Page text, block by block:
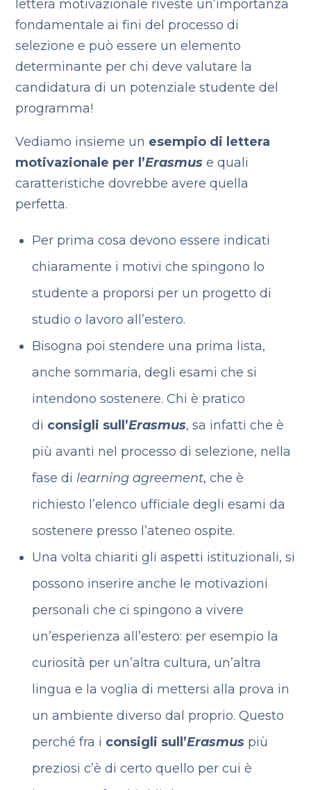
lettera motivazionale riveste un’importanza
fondamentale ai fini del processo di
selezione e può essere un elemento
determinante per chi deve valutare la
candidatura di un potenziale studente del
programma!
Vediamo insieme un esempio di lettera
motivazionale per l’Erasmus e quali
caratteristiche dovrebbe avere quella
perfetta.
Per prima cosa devono essere indicati
chiaramente i motivi che spingono lo
studente a proporsi per un progetto di
studio o lavoro all’estero.
Bisogna poi stendere una prima lista,
anche sommaria, degli esami che si
intendono sostenere. Chi è pratico
di consigli sull’Erasmus, sa infatti che è
più avanti nel processo di selezione, nella
fase di learning agreement, che è
richiesto l’elenco ufficiale degli esami da
sostenere presso l’ateneo ospite.
Una volta chiariti gli aspetti istituzionali, si
possono inserire anche le motivazioni
personali che ci spingono a vivere
un’esperienza all’estero: per esempio la
curiosità per un’altra cultura, un’altra
lingua e la voglia di mettersi alla prova in
un ambiente diverso dal proprio. Questo
perché fra i consigli sull’Erasmus più
preziosi c’è di certo quello per cui è